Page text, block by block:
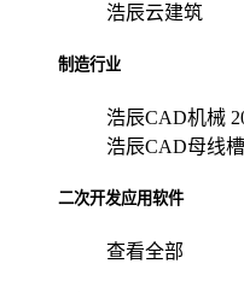
浩辰云建筑
制造行业
浩辰CAD机械
浩辰CAD母线槽
二次开发应用软件
查看全部